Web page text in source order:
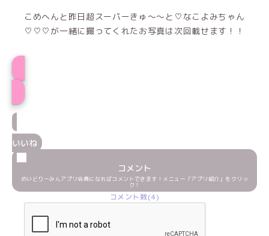
こめへんと昨日超スーパーきゅ〜〜と♡なこよみちゃん
♡♡♡が一緒に撮ってくれたお写真は次回載せます！！
いいね
コメント
めいどりーみんアプリ会員になればコメントできます！メニュー「アプリ紹介」をクリッ
ク！
コメント数(4)